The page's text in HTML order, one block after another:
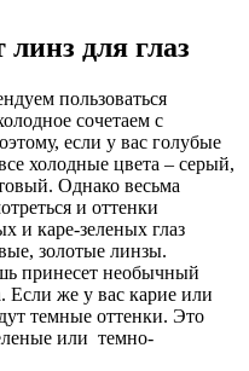
для глаз
пользоваться
сочетаем с
если у вас голубые
холодные цвета – серый,
Однако весьма
и оттенки
и каре-зеленых глаз
золотые линзы.
принесет необычный
Если же у вас карие или
темные оттенки. Это
или темно-